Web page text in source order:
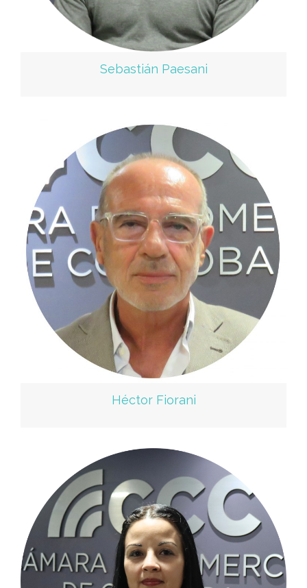
Sebastián Paesani
Héctor Fiorani